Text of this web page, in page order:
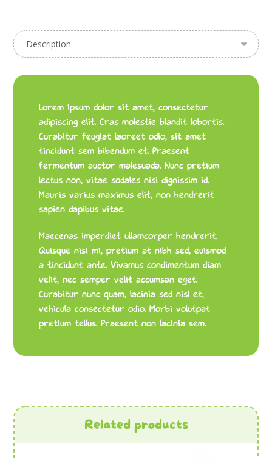
Lorem ipsum dolor sit amet, consectetur
adipiscing elit. Cras molestie blandit lobortis.
Curabitur feugiat laoreet odio, sit amet
tincidunt sem bibendum et. Praesent
fermentum auctor malesuada. Nunc pretium
lectus non, vitae sodales nisi dignissim id.
Mauris varius maximus elit, non hendrerit
sapien dapibus vitae.
Maecenas imperdiet ullamcorper hendrerit.
Quisque nisi mi, pretium at nibh sed, euismod
a tincidunt ante. Vivamus condimentum diam
velit, nec semper velit accumsan eget.
Curabitur nunc quam, lacinia sed nisl et,
vehicula consectetur odio. Morbi volutpat
pretium tellus. Praesent non lacinia sem.
Related products